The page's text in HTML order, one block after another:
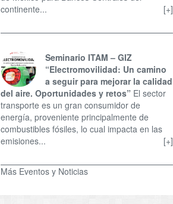
continente...
[+]
Seminario ITAM – GIZ
“Electromovilidad: Un camino
a seguir para mejorar la calidad
del aire. Oportunidades y retos” El sector
transporte es un gran consumidor de
energía, proveniente principalmente de
combustibles fósiles, lo cual impacta en las
emisiones...
[+]
Más Eventos y Noticias